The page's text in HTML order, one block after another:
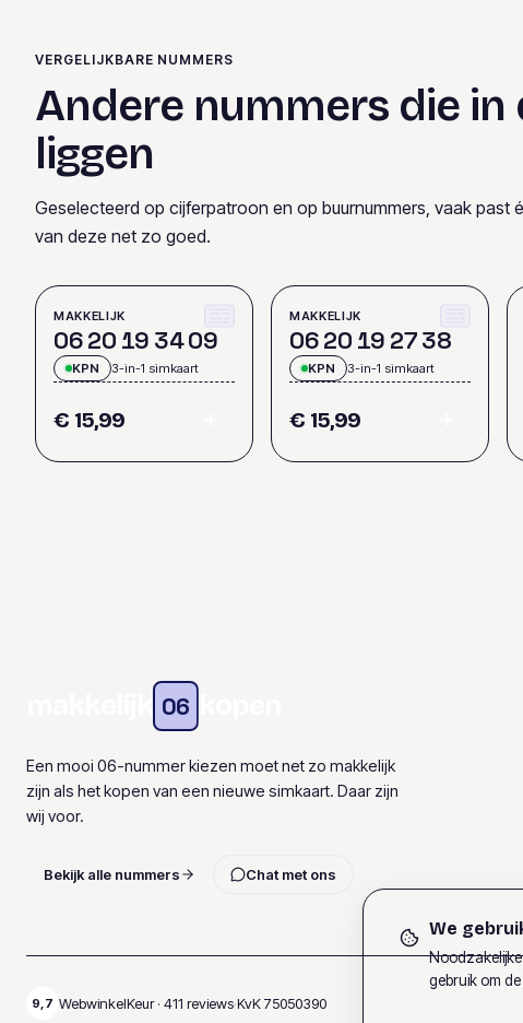
VERGELIJKBARE NUMMERS
Andere nummers die in
liggen
Geselecteerd op cijferpatroon en op buurnummers, vaak past
van deze net zo goed.
MAKKELIJK
0620 19 3409
KPN 3-in-1 simkaart
€ 15,99
MAKKELIJK
0620 19 2738
KPN 3-in-1 simkaart
€ 15,99
06
Een mooi 06-nummer kiezen moet net zo makkelijk
zijn als het kopen van een nieuwe simkaart. Daar zijn
wij voor.
Bekijk alle nummers Chat met ons
9,7 WebwinkelKeur · 411 reviews·KvK75050390
We
gebruik om de